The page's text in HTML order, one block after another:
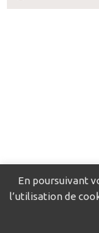
Catalogue pour
En poursuivant
l’utilisation de